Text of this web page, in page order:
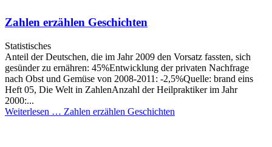
Zahlen erzählen Geschichten
Statistisches
Anteil der Deutschen, die im Jahr 2009 den Vorsatz fassten, sich
gesünder zu ernähren: 45%Entwicklung der privaten Nachfrage
nach Obst und Gemüse von 2008-2011: -2,5%Quelle: brand eins
Heft 05, Die Welt in ZahlenAnzahl der Heilpraktiker im Jahr
2000:...
Weiterlesen … Zahlen erzählen Geschichten